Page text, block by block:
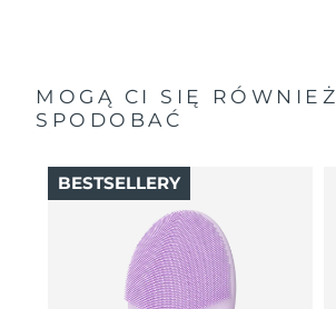
MOGĄ CI SIĘ RÓWNIEŻ
SPODOBAĆ
BESTSELLERY